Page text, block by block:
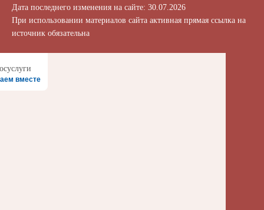
Дата последнего изменения на сайте: 30.07.2026
При использовании материалов сайта активная прямая ссылка на
источник обязательна
вместе